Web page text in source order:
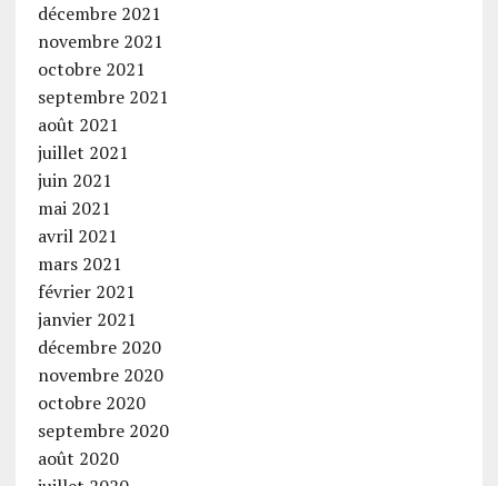
décembre 2021
novembre 2021
octobre 2021
septembre 2021
août 2021
juillet 2021
juin 2021
mai 2021
avril 2021
mars 2021
février 2021
janvier 2021
décembre 2020
novembre 2020
octobre 2020
septembre 2020
août 2020